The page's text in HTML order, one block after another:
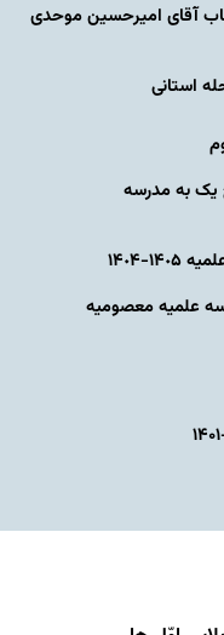
آقای امیرحسین موحدی
استانی
یک به مدرسه
١۴٠۴
علمیه معصومیه